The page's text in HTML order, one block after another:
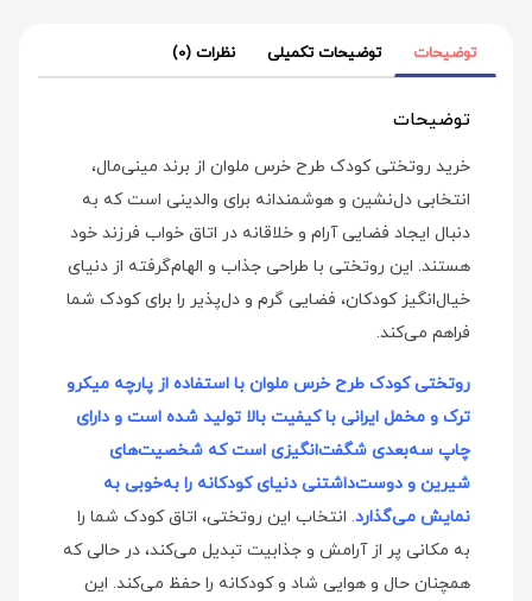
توضیحات توضیحات تکمیلی نظرات (0)
توضیحات
خرید روتختی کودک طرح خرس ملوان از برند مینی‌مال،
انتخابی دل‌نشین و هوشمندانه برای والدینی است که به
دنبال ایجاد فضایی آرام و خلاقانه در اتاق خواب فرزند خود
هستند. این روتختی با طراحی جذاب و الهام‌گرفته از دنیای
خیال‌انگیز کودکان، فضایی گرم و دل‌پذیر را برای کودک شما
فراهم می‌کند.
روتختی کودک طرح خرس ملوان با استفاده از پارچه میکرو
ترک و مخمل ایرانی با کیفیت بالا تولید شده است و دارای
چاپ سه‌بعدی شگفت‌انگیزی است که شخصیت‌های
شیرین و دوست‌داشتنی دنیای کودکانه را به‌خوبی به
نمایش می‌گذارد. انتخاب این روتختی، اتاق کودک شما را
به مکانی پر از آرامش و جذابیت تبدیل می‌کند، در حالی که
همچنان حال و هوایی شاد و کودکانه را حفظ می‌کند. این